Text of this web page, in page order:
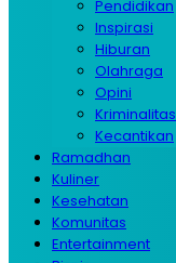
Pendidikan
Inspirasi
Hiburan
Olahraga
Opini
Kriminalitas
Kecantikan
Ramadhan
Kuliner
Kesehatan
Komunitas
Entertainment